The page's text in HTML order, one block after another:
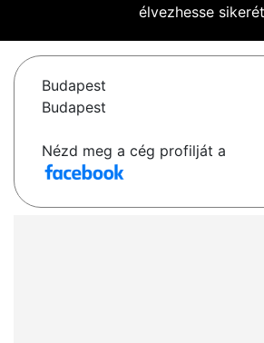
élvezhesse
Budapest
Budapest
Nézd meg a cég profilját a